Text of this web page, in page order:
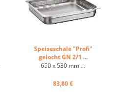
Speiseschale "Profi"
gelocht GN 2/1 ...
650 x 530 mm ...
83,80 €